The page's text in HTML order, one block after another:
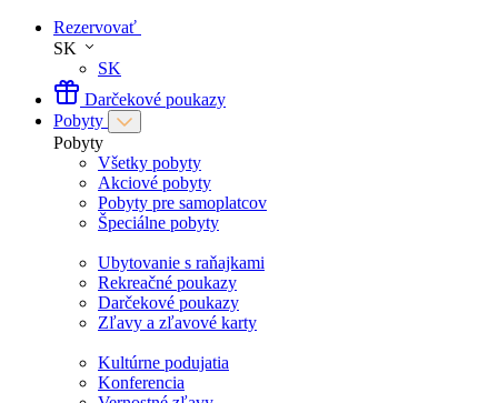
Rezervovať
SK
SK
Darčekové poukazy
Pobyty
Pobyty
Všetky pobyty
Akciové pobyty
Pobyty pre samoplatcov
Špeciálne pobyty
Ubytovanie s raňajkami
Rekreačné poukazy
Darčekové poukazy
Zľavy a zľavové karty
Kultúrne podujatia
Konferencia